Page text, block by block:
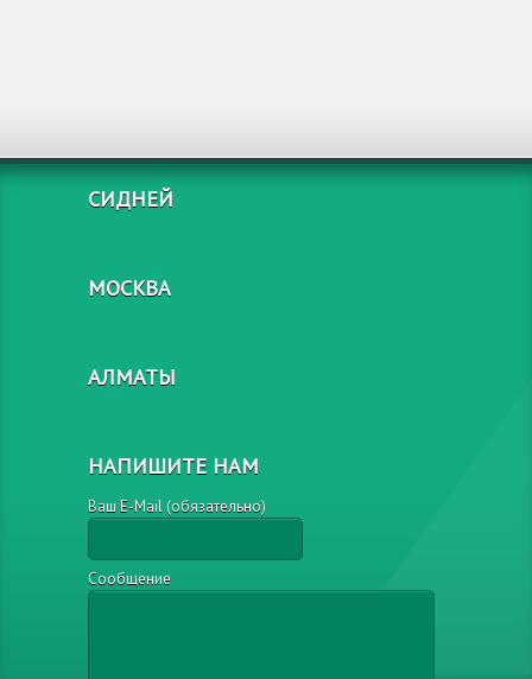
СИДНЕЙ
МОСКВА
АЛМАТЫ
НАПИШИТЕ НАМ
Ваш E-Mail (обязательно)
Сообщение